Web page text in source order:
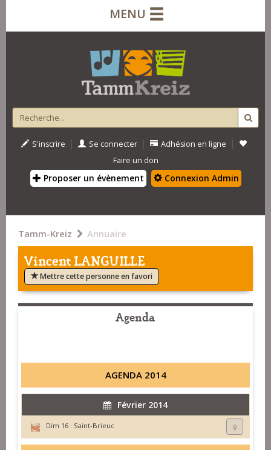
MENU
S'inscrire | Se connecter | Adhésion en ligne |
Faire un don
Proposer un évènement Connexion Admin
Tamm-Kreiz Annuaire
Vincent LANGUILLE
Mettre cette personne en favori
Agenda
AGENDA 2014
Février 2014
Dim 16 : Saint-Brieuc